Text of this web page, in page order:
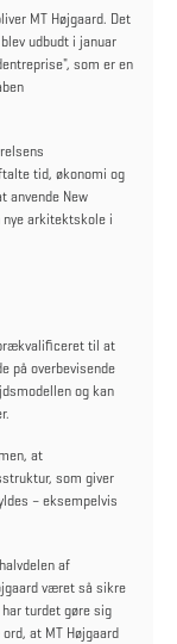
MT Højgaard. Det
udbudt i januar
som er en
tid, økonomi og
anvende New
arkitektskole i
til at
på overbevisende
og kan
at
som giver
– eksempelvis
af
været så sikre
turdet gøre sig
at MT Højgaard